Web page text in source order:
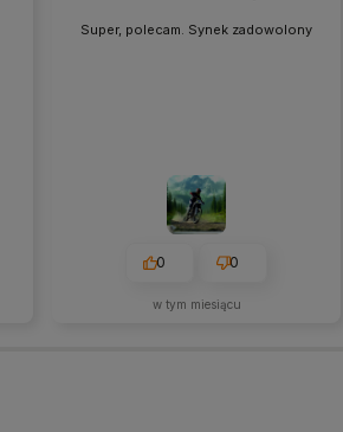
Super, polecam. Synek zadowolony
0 0
w tym miesiącu